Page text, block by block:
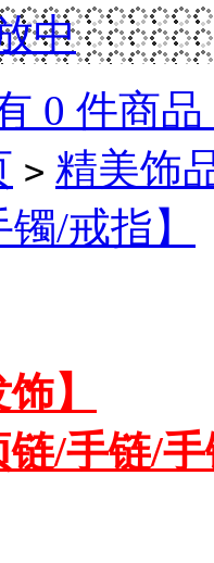
中
0 件商
> 精美饰
/戒指】
】
链/手链/